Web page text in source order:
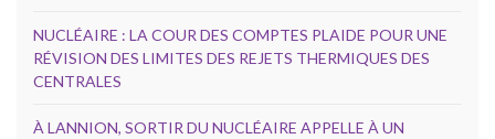
NUCLÉAIRE : LA COUR DES COMPTES PLAIDE POUR UNE
RÉVISION DES LIMITES DES REJETS THERMIQUES DES
CENTRALES
À LANNION, SORTIR DU NUCLÉAIRE APPELLE À UN